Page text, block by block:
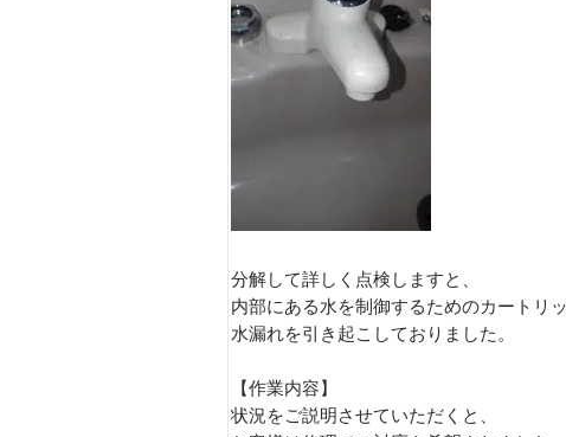
分解して詳しく点検しますと、
内部にある水を制御するためのカートリ
水漏れを引き起こしておりました。
【作業内容】
状況をご説明させていただくと、